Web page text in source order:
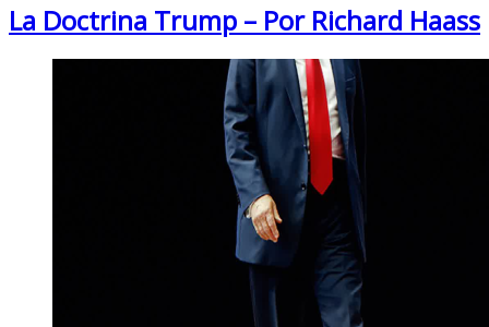
La Doctrina Trump – Por Richard Haass